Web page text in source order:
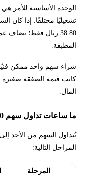
الوحدة الأساسية للأمر
38.80 ريال فقط؛
المطبقة.
شراء سهم واحد ممكن فنيًا،
كانت قيمة الصفقة صغيرة
المال.
ما ساعات تداول سهم 1180؟
يُتداول السهم من الأحد
المراحل التالية:
المرحلة